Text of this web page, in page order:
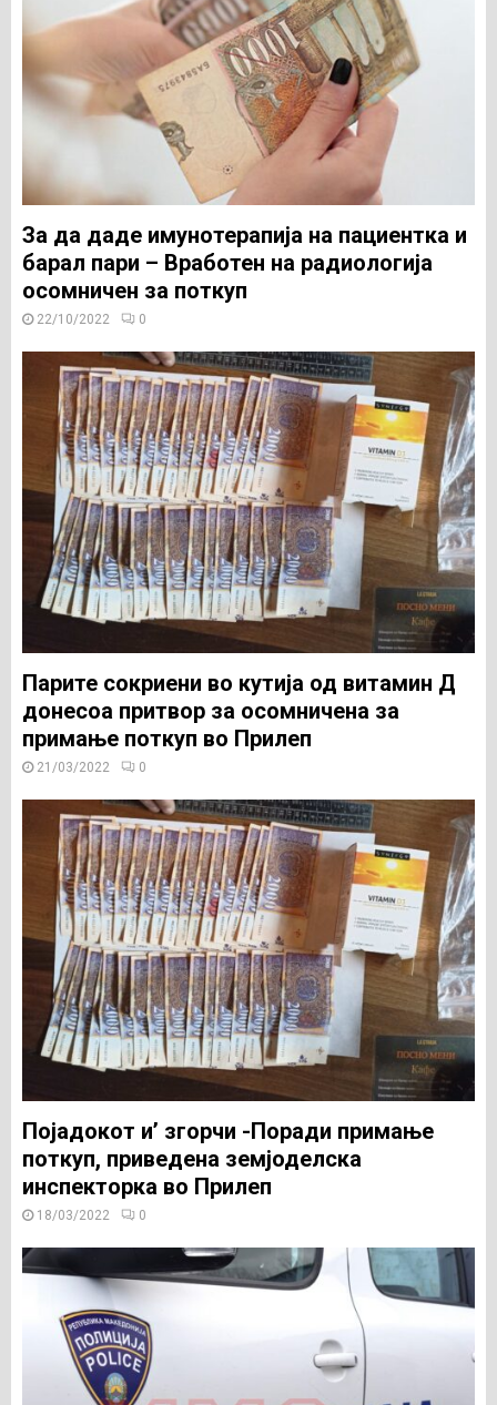
За да даде имунотерапија на пациентка и
барал пари – Вработен на радиологија
осомничен за поткуп
22/10/2022 0
Парите сокриени во кутија од витамин Д
донесоа притвор за осомничена за
примање поткуп во Прилеп
21/03/2022 0
Појадокот и’ згорчи -Поради примање
поткуп, приведена земјоделска
инспекторка во Прилеп
18/03/2022 0